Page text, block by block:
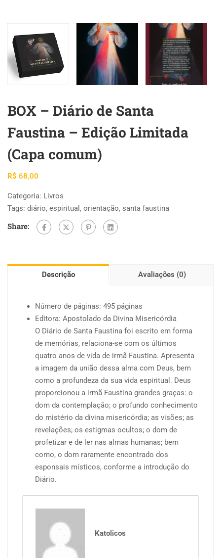
BOX – Diário de Santa
Faustina – Edição Limitada
(Capa comum)
R$ 68,00
Categoria: Livros
Tags: diário, espiritual , orientação, santa faustina
Share:
Descrição Avaliações (0)
Número de páginas: 495 páginas
Editora: Apostolado da Divina Misericórdia
O Diário de Santa Faustina foi escrito em forma
de memórias, relaciona-se com os últimos
quatro anos de vida de irmã Faustina. Apresenta
a imagem da união dessa alma com Deus, bem
como a profundeza da sua vida espiritual. Deus
proporcionou a irmã Faustina grandes graças: o
dom da contemplação; o profundo conhecimento
do mistério da divina misericórdia; as visões; as
revelações; os estigmas ocultos; o dom de
profetizar e de ler nas almas humanas; bem
como, o dom raramente encontrado dos
esponsais místicos, conforme a introdução do
Diário.
Katolicos